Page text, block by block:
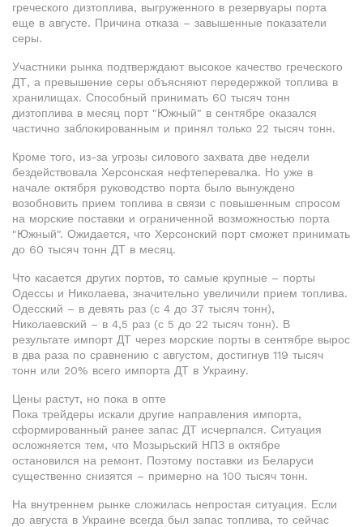
греческого дизтоплива, выгруженного в резервуары порта
еще в августе. Причина отказа – завышенные показатели
серы.
Участники рынка подтверждают высокое качество греческого
ДТ, а превышение серы объясняют передержкой топлива в
хранилищах. Способный принимать 60 тысяч тонн
дизтоплива в месяц порт "Южный" в сентябре оказался
частично заблокированным и принял только 22 тысяч тонн.
Кроме того, из-за угрозы силового захвата две недели
бездействовала Херсонская нефтеперевалка. Но уже в
начале октября руководство порта было вынуждено
возобновить прием топлива в связи с повышенным спросом
на морские поставки и ограниченной возможностью порта
"Южный". Ожидается, что Херсонский порт сможет принимать
до 60 тысяч тонн ДТ в месяц.
Что касается других портов, то самые крупные – порты
Одессы и Николаева, значительно увеличили прием топлива.
Одесский – в девять раз (с 4 до 37 тысяч тонн),
Николаевский – в 4,5 раз (с 5 до 22 тысяч тонн). В
результате импорт ДТ через морские порты в сентябре вырос
в два раза по сравнению с августом, достигнув 119 тысяч
тонн или 20% всего импорта ДТ в Украину.
Цены растут, но пока в опте
Пока трейдеры искали другие направления импорта,
сформированный ранее запас ДТ исчерпался. Ситуация
осложняется тем, что Мозырьский НПЗ в октябре
остановился на ремонт. Поэтому поставки из Беларуси
существенно снизятся – примерно на 100 тысяч тонн.
На внутреннем рынке сложилась непростая ситуация. Если
до августа в Украине всегда был запас топлива, то сейчас